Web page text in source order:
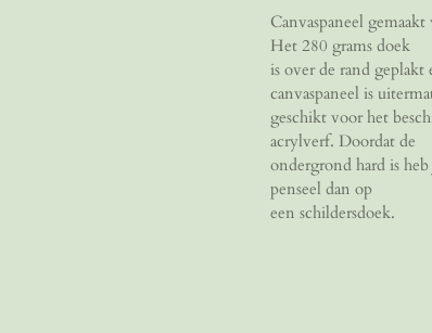
Canvaspaneel
Het 280 grams doek
is over de rand
canvaspaneel is
geschikt voor het
acrylverf. Doordat de
ondergrond hard is
penseel dan op
een schildersdoek.